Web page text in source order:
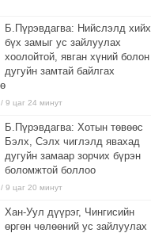
Б.Пүрэвдагва: Нийслэлд хийх
бүх замыг ус зайлуулах
хоолойтой, явган хүний болон
дугуйн замтай байлгах
9 цаг 24 минут
Б.Пүрэвдагва: Хотын төвөөс
Бэлх, Сэлх чиглэлд явахад
дугуйн замаар зорчих бүрэн
боломжтой боллоо
9 цаг 20 минут
Хан-Уул дүүрэг, Чингисийн
өргөн чөлөөний ус зайлуулах